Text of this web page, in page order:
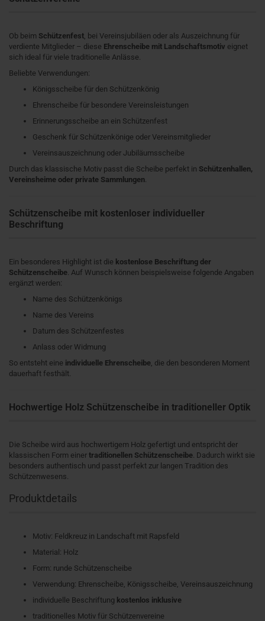
Ob beim Schützenfest, bei Vereinsjubiläen oder als Auszeichnung für
verdiente Mitglieder – diese Ehrenscheibe mit Landschaftsmotiv eignet
sich ideal für viele traditionelle Anlässe.
Beliebte Verwendungen:
Königsscheibe für den Schützenkönig
Ehrenscheibe für besondere Vereinsleistungen
Erinnerungsscheibe an ein Schützenfest
Geschenk für Schützenkönige oder Vereinsmitglieder
Vereinsauszeichnung oder Jubiläumsscheibe
Durch das klassische Motiv passt die Scheibe perfekt in Schützenhallen,
Vereinsheime oder private Sammlungen.
Schützenscheibe mit kostenloser individueller
Beschriftung
Ein besonderes Highlight ist die kostenlose Beschriftung der
Schützenscheibe. Auf Wunsch können beispielsweise folgende Angaben
ergänzt werden:
Name des Schützenkönigs
Name des Vereins
Datum des Schützenfestes
Anlass oder Widmung
So entsteht eine individuelle Ehrenscheibe, die den besonderen Moment
dauerhaft festhält.
Hochwertige Holz Schützenscheibe in traditioneller Optik
Die Scheibe wird aus hochwertigem Holz gefertigt und entspricht der
klassischen Form einer traditionellen Schützenscheibe. Dadurch wirkt sie
besonders authentisch und passt perfekt zur langen Tradition des
Schützenwesens.
Produktdetails
Motiv: Feldkreuz in Landschaft mit Rapsfeld
Material: Holz
Form: runde Schützenscheibe
Verwendung: Ehrenscheibe, Königsscheibe, Vereinsauszeichnung
individuelle Beschriftung kostenlos inklusive
traditionelles Motiv für Schützenvereine